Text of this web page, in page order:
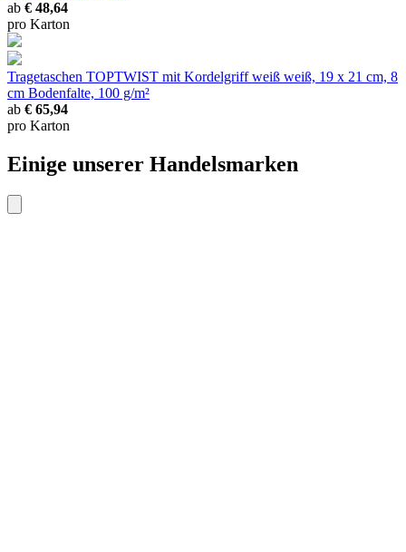
ab € 48,64
pro Karton
Tragetaschen TOPTWIST mit Kordelgriff weiß weiß, 19 x 21 cm, 8
cm Bodenfalte, 100 g/m²
ab € 65,94
pro Karton
Einige unserer Handelsmarken